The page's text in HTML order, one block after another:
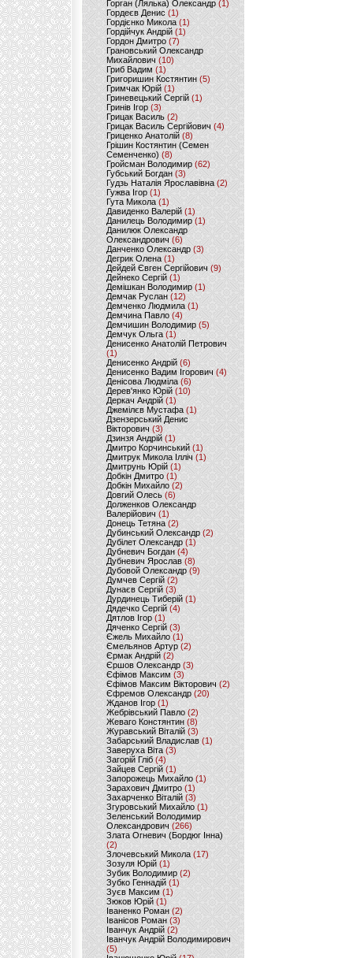
Горган (Лялька) Олександр(1)
Гордеєв Денис (1)
Гордієнко Микола (1)
Гордійчук Андрій (1)
Гордон Дмитро (7)
Грановський Олександр
Михайлович (10)
Гриб Вадим (1)
Григоришин Костянтин (5)
Гримчак Юрій(1)
Гриневецький Сергій(1)
Гринів Ігор (3)
Грицак Василь (2)
Грицак Василь Сергійович (4)
Гриценко Анатолій (8)
Грішин Костянтин (Семен
Семенченко)(8)
Гройсман Володимир(62)
Губський Богдан (3)
Гудзь Наталія Ярославівна(2)
Гужва Ігор (1)
Гута Микола (1)
Давиденко Валерій (1)
Данилець Володимир(1)
Данилюк Олександр
Олександрович (6)
Данченко Олександр (3)
Дегрик Олена(1)
Дейдей Євген Сергійович(9)
Дейнеко Сергій (1)
Демішкан Володимир(1)
Демчак Руслан (12)
Демченко Людмила (1)
Демчина Павло (4)
Демчишин Володимир (5)
Демчук Ольга(1)
Денисенко Анатолій Петрович
(1)
Денисенко Андрій (6)
Денисенко Вадим Ігорович (4)
Денісова Людміла(6)
Дерев'янко Юрій(10)
Деркач Андрій(1)
Джемілєв Мустафа (1)
Дзензерський Денис
Вікторович (3)
Дзинзя Андрій (1)
Дмитро Корчинський (1)
Дмитрук Микола Ілліч (1)
Дмитрунь Юрій (1)
Добкін Дмитро(1)
Добкін Михайло (2)
Довгий Олесь (6)
Долженков Олександр
Валерійович (1)
Донець Тетяна (2)
Дубинський Олександр(2)
Дубілет Олександр (1)
Дубневич Богдан (4)
Дубневич Ярослав (8)
Дубовой Олександр(9)
Думчев Сергій (2)
Дунаєв Сергій(3)
Дурдинець Тиберій (1)
Дядечко Сергій (4)
Дятлов Ігор (1)
Дяченко Сергій (3)
Єжель Михайло (1)
Ємельянов Артур (2)
Єрмак Андрій (2)
Єршов Олександр (3)
Єфімов Максим (3)
Єфімов Максим Вікторович (2)
Єфремов Олександр (20)
Жданов Ігор (1)
Жебрівський Павло (2)
Жеваго Констянтин (8)
Журавський Віталій (3)
Забарський Владислав (1)
Заверуха Віта (3)
Загорій Гліб (4)
Зайцев Сергій(1)
Запорожець Михайло (1)
Зарахович Дмитро (1)
Захарченко Віталій (3)
Згуровський Михайло (1)
Зеленський Володимир
Олександрович (266)
Злата Огневич (Бордюг Інна)
(2)
Злочевський Микола(17)
Зозуля Юрій (1)
Зубик Володимир (2)
Зубко Геннадій (1)
Зуєв Максим(1)
Зюков Юрій (1)
Іваненко Роман (2)
Іванісов Роман (3)
Іванчук Андрій(2)
Іванчук Андрій Володимирович
(5)